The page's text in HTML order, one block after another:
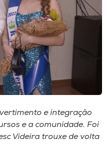
e integração
e a comunidade. Foi
Videira trouxe de volta